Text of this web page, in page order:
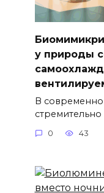
у природы
В
стремительно
0 43